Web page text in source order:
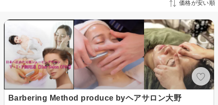
価格が安い順
Barbering Method produce byヘアサロン大野